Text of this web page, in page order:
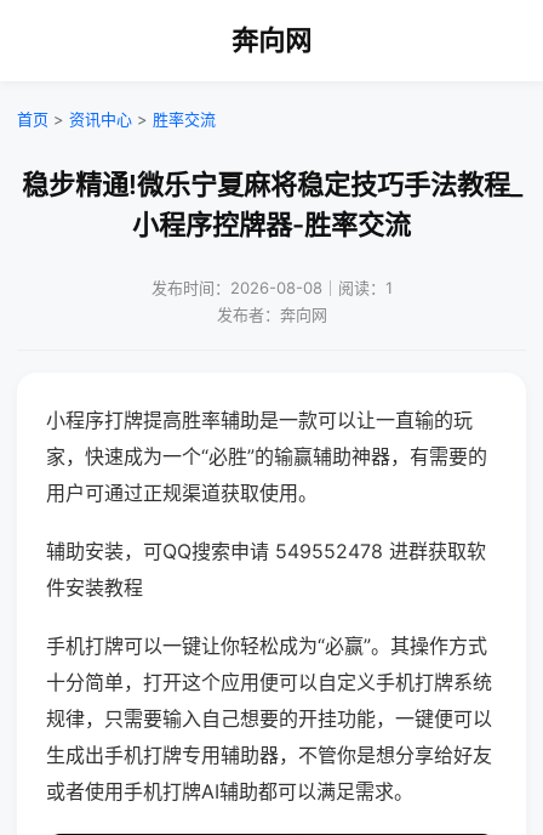
奔向网
首页 > 资讯中心 > 胜率交流
稳步精通!微乐宁夏麻将稳定技巧手法教程_
小程序控牌器-胜率交流
发布时间：2026-08-08｜阅读：1
发布者：奔向网
小程序打牌提高胜率辅助是一款可以让一直输的玩
家，快速成为一个“必胜”的输赢辅助神器，有需要的
用户可通过正规渠道获取使用。
辅助安装，可QQ搜索申请 549552478 进群获取软
件安装教程
手机打牌可以一键让你轻松成为“必赢”。其操作方式
十分简单，打开这个应用便可以自定义手机打牌系统
规律，只需要输入自己想要的开挂功能，一键便可以
生成出手机打牌专用辅助器，不管你是想分享给好友
或者使用手机打牌AI辅助都可以满足需求。